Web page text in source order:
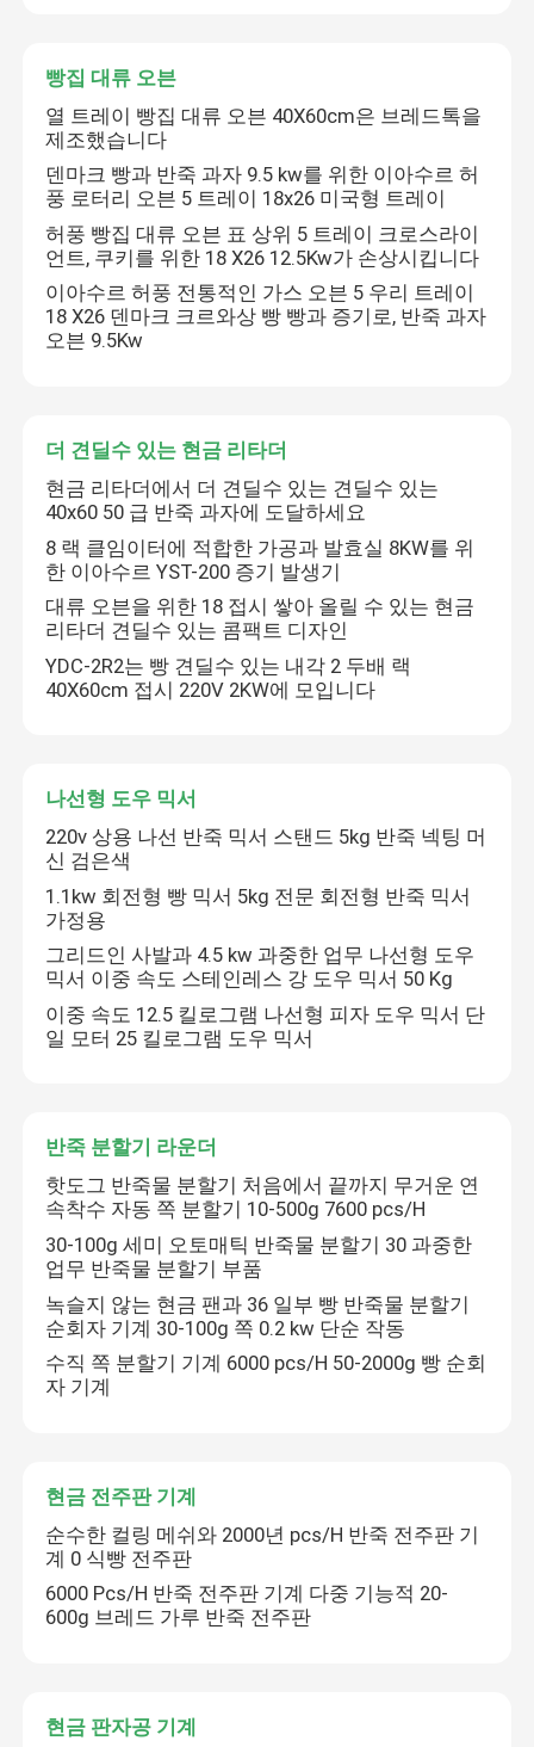
집
비디오
빵집 대류 오븐
열 트레이 빵집 대류 오븐 40X60cm은 브레드톡을
제조했습니다
덴마크 빵과 반죽 과자 9.5 kw를 위한 이아수르 허
풍 로터리 오븐 5 트레이 18x26 미국형 트레이
허풍 빵집 대류 오븐 표 상위 5 트레이 크로스라이
언트, 쿠키를 위한 18 X26 12.5Kw가 손상시킵니다
이아수르 허풍 전통적인 가스 오븐 5 우리 트레이
18 X26 덴마크 크르와상 빵 빵과 증기로, 반죽 과자
오븐 9.5Kw
더 견딜수 있는 현금 리타더
현금 리타더에서 더 견딜수 있는 견딜수 있는
40x60 50 급 반죽 과자에 도달하세요
8 랙 클임이터에 적합한 가공과 발효실 8KW를 위
한 이아수르 YST-200 증기 발생기
대류 오븐을 위한 18 접시 쌓아 올릴 수 있는 현금
리타더 견딜수 있는 콤팩트 디자인
YDC-2R2는 빵 견딜수 있는 내각 2 두배 랙
40X60cm 접시 220V 2KW에 모입니다
나선형 도우 믹서
220v 상용 나선 반죽 믹서 스탠드 5kg 반죽 넥팅 머
신 검은색
1.1kw 회전형 빵 믹서 5kg 전문 회전형 반죽 믹서
가정용
그리드인 사발과 4.5 kw 과중한 업무 나선형 도우
믹서 이중 속도 스테인레스 강 도우 믹서 50 Kg
이중 속도 12.5 킬로그램 나선형 피자 도우 믹서 단
일 모터 25 킬로그램 도우 믹서
반죽 분할기 라운더
핫도그 반죽물 분할기 처음에서 끝까지 무거운 연
속착수 자동 쪽 분할기 10-500g 7600 pcs/H
30-100g 세미 오토매틱 반죽물 분할기 30 과중한
업무 반죽물 분할기 부품
녹슬지 않는 현금 팬과 36 일부 빵 반죽물 분할기
순회자 기계 30-100g 쪽 0.2 kw 단순 작동
수직 쪽 분할기 기계 6000 pcs/H 50-2000g 빵 순회
자 기계
현금 전주판 기계
순수한 컬링 메쉬와 2000년 pcs/H 반죽 전주판 기
계 0 식빵 전주판
6000 Pcs/H 반죽 전주판 기계 다중 기능적 20-
600g 브레드 가루 반죽 전주판
현금 판자공 기계